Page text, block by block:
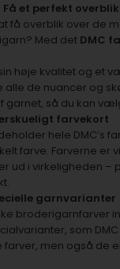
Få et perfekt
få overblik over de
Med det DMC
høje kvalitet og et
alle de nuancer og
garnet, så du kan
farvekort
hele DMC’s
farve. Farverne er
ud i virkeligheden
garnvarianter
broderigarnfarver
som
men også de